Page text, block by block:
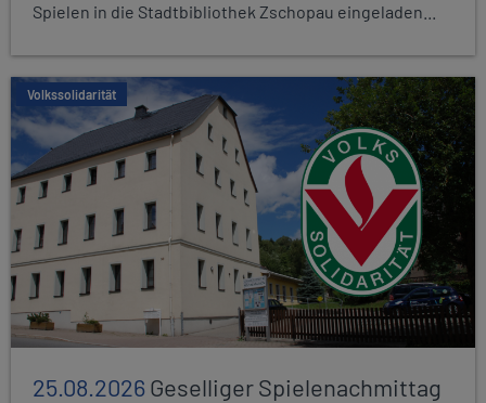
Spielen in die Stadtbibliothek Zschopau eingeladen...
Volkssolidarität
25.08.2026Geselliger Spielenachmittag